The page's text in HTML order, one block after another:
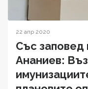
22 апр 2020
Със заповед
Ананиев: